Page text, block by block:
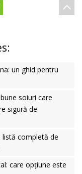
un ghid pentru
soiuri care
sigură de
listă completă de
care opțiune este